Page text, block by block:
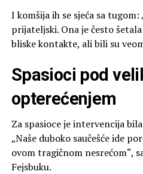
I komšija ih se sjeća sa
prijateljski. Ona je često
bliske kontakte, ali bili su
Spasioci pod
opterećenjem
Za spasioce je intervencija
„Naše duboko saučešće ide
ovom tragičnom nesrećom“,
Fejsbuku.